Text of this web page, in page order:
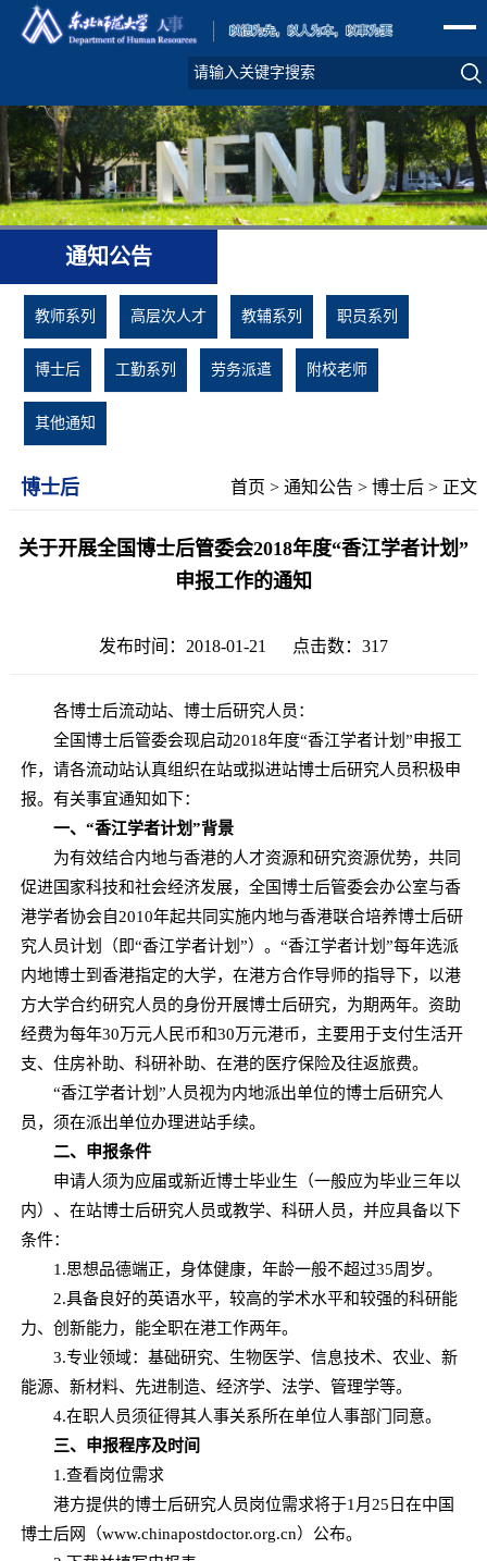
通知公告
教师系列 高层次人才 教辅系列 职员系列
博士后 工勤系列 劳务派遣 附校老师
其他通知
博士后 首页 >通知公告 >博士后 > 正文
关于开展全国博士后管委会2018年度“香江学者计划”
申报工作的通知
发布时间：2018-01-21 点击数： 317
各博士后流动站、博士后研究人员：
全国博士后管委会现启动2018年度“香江学者计划”申报工
作，请各流动站认真组织在站或拟进站博士后研究人员积极申
报。有关事宜通知如下：
一、“香江学者计划”背景
为有效结合内地与香港的人才资源和研究资源优势，共同
促进国家科技和社会经济发展，全国博士后管委会办公室与香
港学者协会自2010年起共同实施内地与香港联合培养博士后研
究人员计划（即“香江学者计划”）。“香江学者计划”每年选派
内地博士到香港指定的大学，在港方合作导师的指导下，以港
方大学合约研究人员的身份开展博士后研究，为期两年。资助
经费为每年30万元人民币和30万元港币，主要用于支付生活开
支、住房补助、科研补助、在港的医疗保险及往返旅费。
“香江学者计划”人员视为内地派出单位的博士后研究人
员，须在派出单位办理进站手续。
二、申报条件
申请人须为应届或新近博士毕业生（一般应为毕业三年以
内）、在站博士后研究人员或教学、科研人员，并应具备以下
条件：
1.思想品德端正，身体健康，年龄一般不超过35周岁。
2.具备良好的英语水平，较高的学术水平和较强的科研能
力、创新能力，能全职在港工作两年。
3.专业领域：基础研究、生物医学、信息技术、农业、新
能源、新材料、先进制造、经济学、法学、管理学等。
4.在职人员须征得其人事关系所在单位人事部门同意。
三、申报程序及时间
1.查看岗位需求
港方提供的博士后研究人员岗位需求将于1月25日在中国
博士后网（www.chinapostdoctor.org.cn）公布。